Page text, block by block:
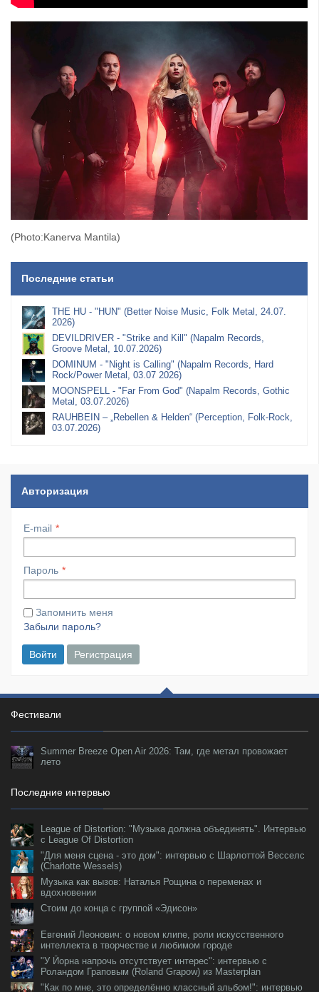
(Photo:Kanerva Mantila)
Последние статьи
THE HU - "HUN" (Better Noise Music, Folk Metal, 24.07.
2026)
DEVILDRIVER - "Strike and Kill" (Napalm Records,
Groove Metal, 10.07.2026)
DOMINUM - "Night is Calling" (Napalm Records, Hard
Rock/Power Metal, 03.07 2026)
MOONSPELL - "Far From God" (Napalm Records, Gothic
Metal, 03.07.2026)
RAUHBEIN – „Rebellen & Helden“ (Perception, Folk-Rock,
03.07.2026)
Авторизация
E-mail
Пароль
Запомнить меня
Забыли пароль?
Войти Регистрация
Фестивали
Summer Breeze Open Air 2026: Там, где метал провожает
лето
Последние интервью
League of Distortion: "Музыка должна объединять". Интервью
с League Of Distortion
"Для меня сцена - это дом": интервью с Шарлоттой Весселс
(Charlotte Wessels)
Музыка как вызов: Наталья Рощина о переменах и
вдохновении
Стоим до конца с группой «Эдисон»
Евгений Леонович: о новом клипе, роли искусственного
интеллекта в творчестве и любимом городе
"У Йорна напрочь отсутствует интерес": интервью с
Роландом Граповым (Roland Grapow) из Masterplan
"Как по мне, это определённо классный альбом!": интервью